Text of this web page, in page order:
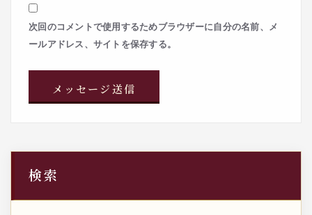
次回のコメントで使用するためブラウザーに自分の名前、メ
ールアドレス、サイトを保存する。
検索